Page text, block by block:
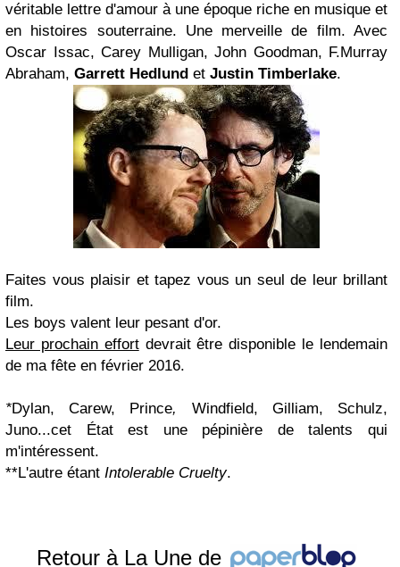
véritable lettre d'amour à une époque riche en musique et
en histoires souterraine. Une merveille de film. Avec
Oscar Issac, Carey Mulligan, John Goodman, F.Murray
Abraham, Garrett Hedlund et Justin Timberlake.
Faites vous plaisir et tapez vous un seul de leur brillant
film.
Les boys valent leur pesant d'or.
Leur prochain effortdevrait être disponible le lendemain
de ma fête en février 2016.
*Dylan, Carew, Prince, Windfield,
Gilliam, Schulz,
Juno...cet État est une pépinière de talents qui
m'intéressent.
**L'autre étant Intolerable Cruelty.
Retour à La Une de